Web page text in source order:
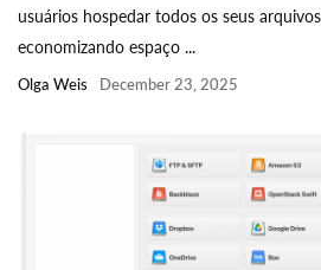
usuários hospedar todos os seus
economizando espaço ...
Olga Weis December 23, 2025